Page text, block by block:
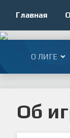
Главная
О ЛИГЕ
Об